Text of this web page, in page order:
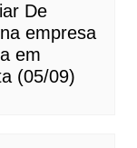
De
empresa
em
(05/09)